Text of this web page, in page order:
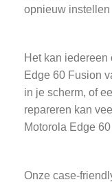
opnieuw instellen
Het kan iedereen
Edge 60 Fusion
in je scherm, of
repareren kan
Motorola Edge
Onze case-